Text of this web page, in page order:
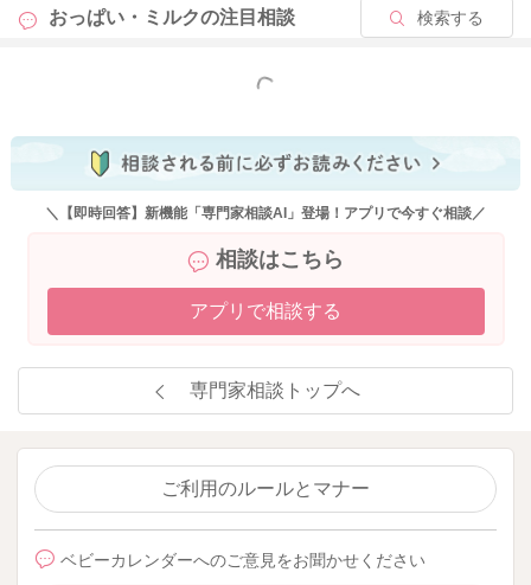
おっぱい・ミルクの注目相談 検索する
もっと見る
＼【即時回答】新機能「専門家相談AI」登場！アプリで今すぐ相談／
相談はこちら
アプリで相談する
専門家相談トップへ
ご利用のルールとマナー
ベビーカレンダーへのご意見をお聞かせください